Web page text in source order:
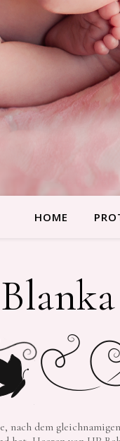
HOME
dem